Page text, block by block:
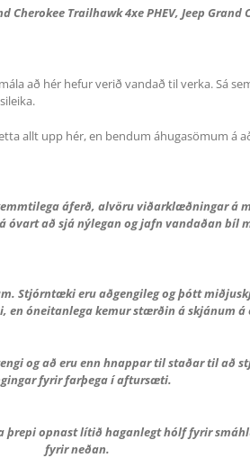
Trailhawk 4xe PHEV, Jeep Grand
að hér hefur verið vandað til verka. Sá
allt upp hér, en bendum áhugasömum á
áferð, alvöru viðarklæðningar á
að sjá nýlegan og jafn vandaðan bíl
Stjórntæki eru aðgengileg og þótt
en óneitanlega kemur stærðin á skjánum á
og að eru enn hnappar til staðar til að
fyrir farþega í aftursæti.
opnast lítið haganlegt hólf fyrir
fyrir neðan.